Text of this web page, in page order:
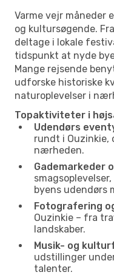
Varme vejr
og kultursøgende.
deltage i lokale
tidspunkt at nyde
Mange rejsende
udforske historiske
naturoplevelser i
Topaktiviteter i
Udendørs
rundt i Ouzinkie,
nærheden.
Gademarkeder
byens udendørs
Fotografering
Ouzinkie – fra
landskaber.
Musik- og
udstillinger
talenter.